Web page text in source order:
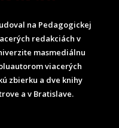
na Pedagogickej
redakciách v
masmediálnu
viacerých
zbierku a dve knihy
a v Bratislave.